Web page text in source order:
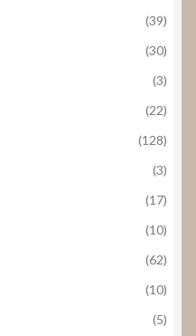
(39)
(30)
(3)
(22)
(128)
(3)
(17)
(10)
(62)
(10)
(5)